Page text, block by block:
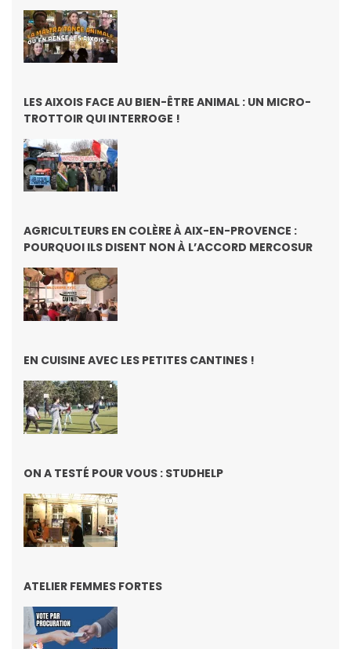
LES AIXOIS FACE AU BIEN-ÊTRE ANIMAL : UN MICRO-
TROTTOIR QUI INTERROGE !
AGRICULTEURS EN COLÈRE À AIX-EN-PROVENCE :
POURQUOI ILS DISENT NON À L’ACCORD MERCOSUR
EN CUISINE AVEC LES PETITES CANTINES !
ON A TESTÉ POUR VOUS : STUDHELP
ATELIER FEMMES FORTES